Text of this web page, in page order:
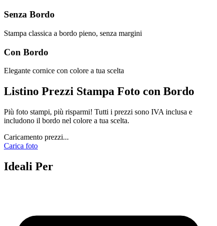
Senza Bordo
Stampa classica a bordo pieno, senza margini
Con Bordo
Elegante cornice con colore a tua scelta
Listino Prezzi Stampa Foto con Bordo
Più foto stampi, più risparmi! Tutti i prezzi sono IVA inclusa e
includono il bordo nel colore a tua scelta.
Caricamento prezzi...
Carica foto
Ideali Per